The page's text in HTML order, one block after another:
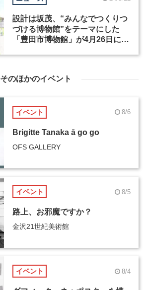
設計は坂茂、“みんなでつくりつ
づける博物館”をテーマにした
「豊田市博物館」が4月26日に開
そのほかのイベント
イベント 8/6
Brigitte Tanaka ā go go
OFS GALLERY
イベント 8/5
路上、お邪魔ですか？
金沢21世紀美術館
イベント 8/4